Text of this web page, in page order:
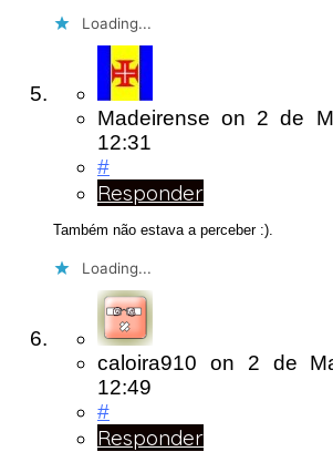
Loading...
Madeirense on 2 de
12:31
#
Responder
Também não estava a perceber :).
Loading...
caloira910 on 2 de
12:49
#
Responder